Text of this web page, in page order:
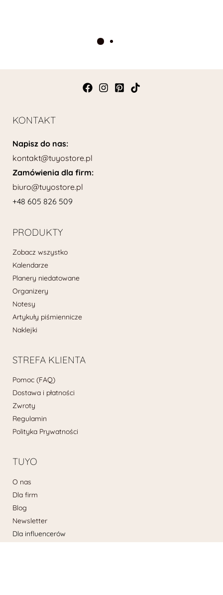
KONTAKT
Napisz do nas:
kontakt@tuyostore.pl
Zamówienia dla firm:
biuro@tuyostore.pl
+48 605 826 509
PRODUKTY
Zobacz wszystko
Kalendarze
Planery niedatowane
Organizery
Notesy
Artykuły piśmiennicze
Naklejki
STREFA KLIENTA
Pomoc (FAQ)
Dostawa i płatności
Zwroty
Regulamin
Polityka Prywatności
TUYO
O nas
Dla firm
Blog
Newsletter
Dla influencerów